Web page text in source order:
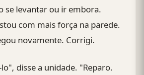
se levantar ou ir embora.
com mais força na parede.
novamente. Corrigi.
disse a unidade. "Reparo.